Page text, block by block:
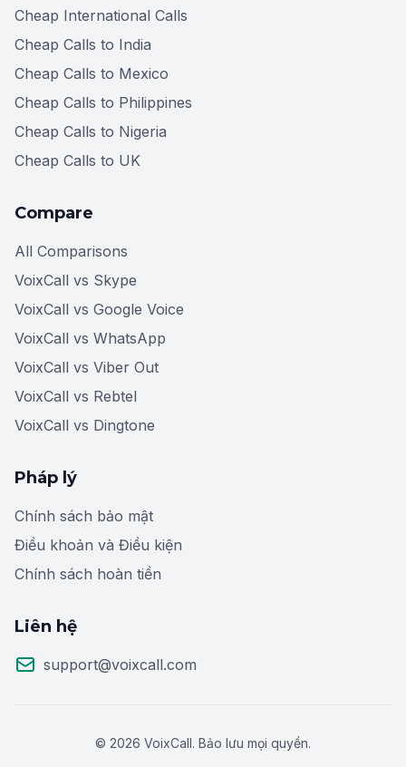
Cheap International Calls
Cheap Calls to India
Cheap Calls to Mexico
Cheap Calls to Philippines
Cheap Calls to Nigeria
Cheap Calls to UK
Compare
All Comparisons
VoixCall vs Skype
VoixCall vs Google Voice
VoixCall vs WhatsApp
VoixCall vs Viber Out
VoixCall vs Rebtel
VoixCall vs Dingtone
Pháp lý
Chính sách bảo mật
Điều khoản và Điều kiện
Chính sách hoàn tiền
Liên hệ
support@voixcall.com
© 2026 VoixCall. Bảo lưu mọi quyền.